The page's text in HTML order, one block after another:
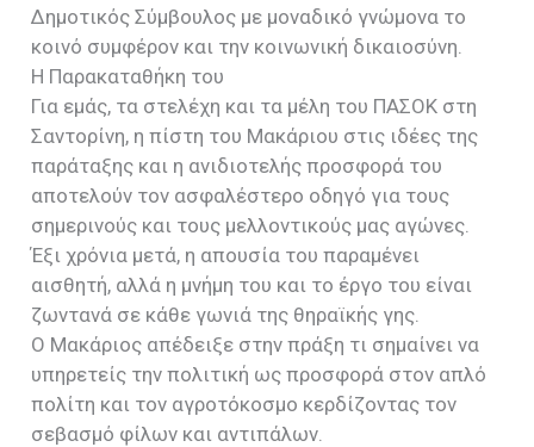
Δημοτικός Σύμβουλος με μοναδικό γνώμονα το
κοινό συμφέρον και την κοινωνική δικαιοσύνη.
Η Παρακαταθήκη του
Για εμάς, τα στελέχη και τα μέλη του ΠΑΣΟΚ στη
Σαντορίνη, η πίστη του Μακάριου στις ιδέες της
παράταξης και η ανιδιοτελής προσφορά του
αποτελούν τον ασφαλέστερο οδηγό για τους
σημερινούς και τους μελλοντικούς μας αγώνες.
Έξι χρόνια μετά, η απουσία του παραμένει
αισθητή, αλλά η μνήμη του και το έργο του είναι
ζωντανά σε κάθε γωνιά της θηραϊκής γης.
Ο Μακάριος απέδειξε στην πράξη τι σημαίνει να
υπηρετείς την πολιτική ως προσφορά στον απλό
πολίτη και τον αγροτόκοσμο κερδίζοντας τον
σεβασμό φίλων και αντιπάλων.